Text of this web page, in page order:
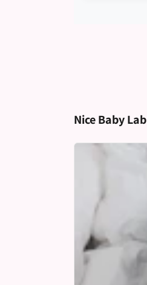
Nice Baby Lab